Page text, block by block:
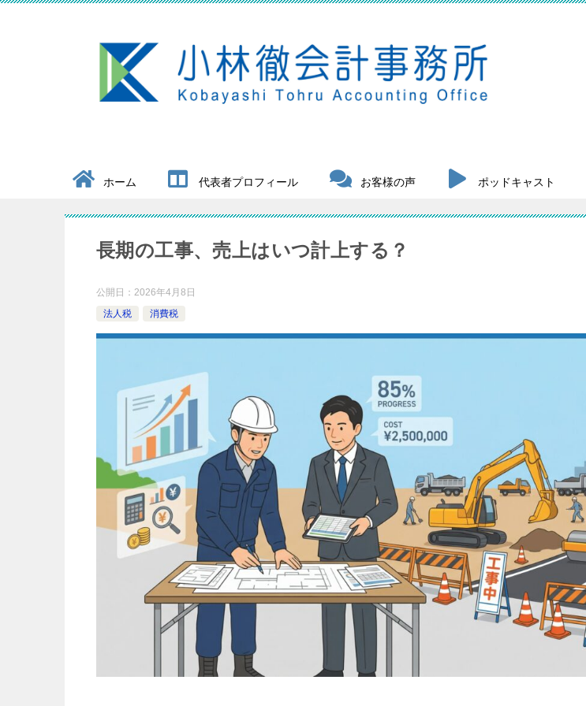
ホーム 代表者プロフィール お客様の声 ポッドキャスト
長期の工事、売上はいつ計上する？
公開日： 2026年4月8日
法人税
消費税